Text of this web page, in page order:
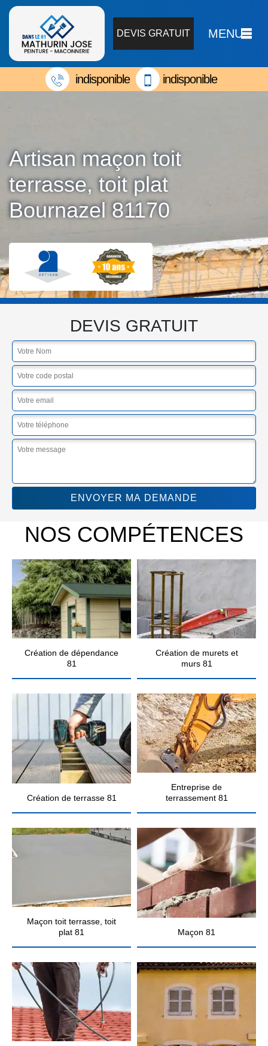
DEVIS GRATUIT MENU
indisponible indisponible
Artisan maçon toit
terrasse, toit plat
Bournazel 81170
DEVIS GRATUIT
NOS COMPÉTENCES
Création de dépendance
81
Création de murets et
murs 81
Création de terrasse 81
Entreprise de
terrassement 81
Maçon toit terrasse, toit
plat 81
Maçon 81